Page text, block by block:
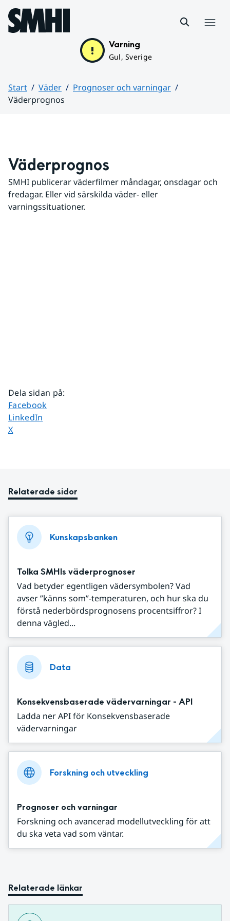
Hoppa till sidans innehåll
Varning
Gul, Sverige
Start Väder
Prognoser och varningar
Väderprognos
Väderprognos
SMHI publicerar väderfilmer måndagar, onsdagar och
fredagar. Eller vid särskilda väder- eller
varningssituationer.
Dela sidan på:
Dela sidan på
Facebook
Dela sidan på
LinkedIn
Dela sidan på
X
Relaterade sidor
Kunskapsbanken
Tolka SMHIs väderprognoser
Vad betyder egentligen vädersymbolen? Vad
avser ”känns som”-temperaturen, och hur ska du
förstå nederbördsprognosens procentsiffror? I
denna vägled...
Data
Konsekvensbaserade vädervarningar - API
Ladda ner API för Konsekvensbaserade
vädervarningar
Forskning och utveckling
Prognoser och varningar
Forskning och avancerad modellutveckling för att
du ska veta vad som väntar.
Relaterade länkar